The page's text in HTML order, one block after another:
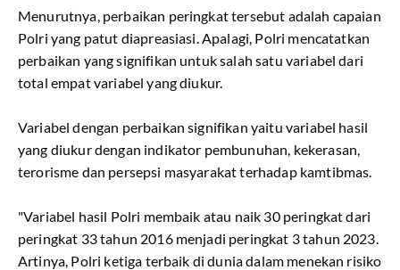
Menurutnya, perbaikan peringkat tersebut adalah capaian
Polri yang patut diapreasiasi. Apalagi, Polri mencatatkan
perbaikan yang signifikan untuk salah satu variabel dari
total empat variabel yang diukur.
Variabel dengan perbaikan signifikan yaitu variabel hasil
yang diukur dengan indikator pembunuhan, kekerasan,
terorisme dan persepsi masyarakat terhadap kamtibmas.
"Variabel hasil Polri membaik atau naik 30 peringkat dari
peringkat 33 tahun 2016 menjadi peringkat 3 tahun 2023.
Artinya, Polri ketiga terbaik di dunia dalam menekan risiko